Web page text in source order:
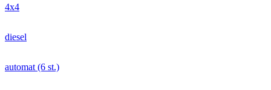
4x4
diesel
automat (6 st.)